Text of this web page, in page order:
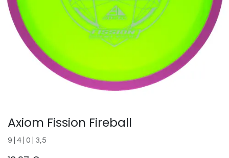
Axiom Fission Fireball
9 | 4 | 0 | 3,5